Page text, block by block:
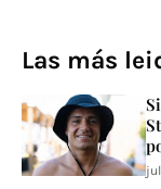
Las más